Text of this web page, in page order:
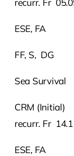
recurr. Fr
ESE,
FF, S,
Sea
CRM
recurr. Fr
ESE,